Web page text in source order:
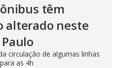
têm
alterado neste
circulação de algumas linhas
as 4h